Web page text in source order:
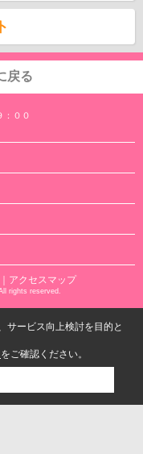
戻る
：００
｜アクセスマップ
rights reserved.
サービス向上検討を目的と
をご確認ください。